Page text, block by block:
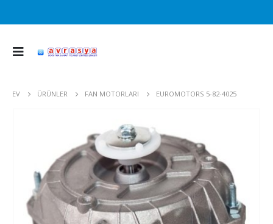
EV ÜRÜNLER FAN MOTORLARI EUROMOTORS 5-82-4025